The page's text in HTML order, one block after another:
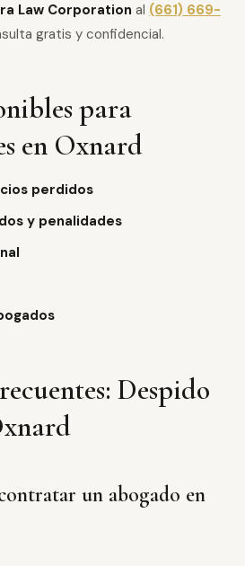
Law Corporation al (661) 669-
gratis y confidencial.
para
en Oxnard
perdidos
y penalidades
Despido
un abogado en